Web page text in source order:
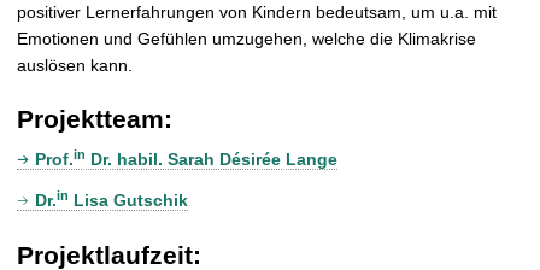
positiver Lernerfahrungen von Kindern bedeutsam, um u.a. mit
Emotionen und Gefühlen umzugehen, welche die Klimakrise
auslösen kann.
Projektteam:
Prof.in Dr. habil. Sarah Désirée Lange
Dr.in Lisa Gutschik
Projektlaufzeit: